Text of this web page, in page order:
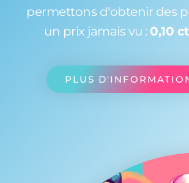
permettons d'obtenir des
un prix jamais vu : 0,10
PLUS